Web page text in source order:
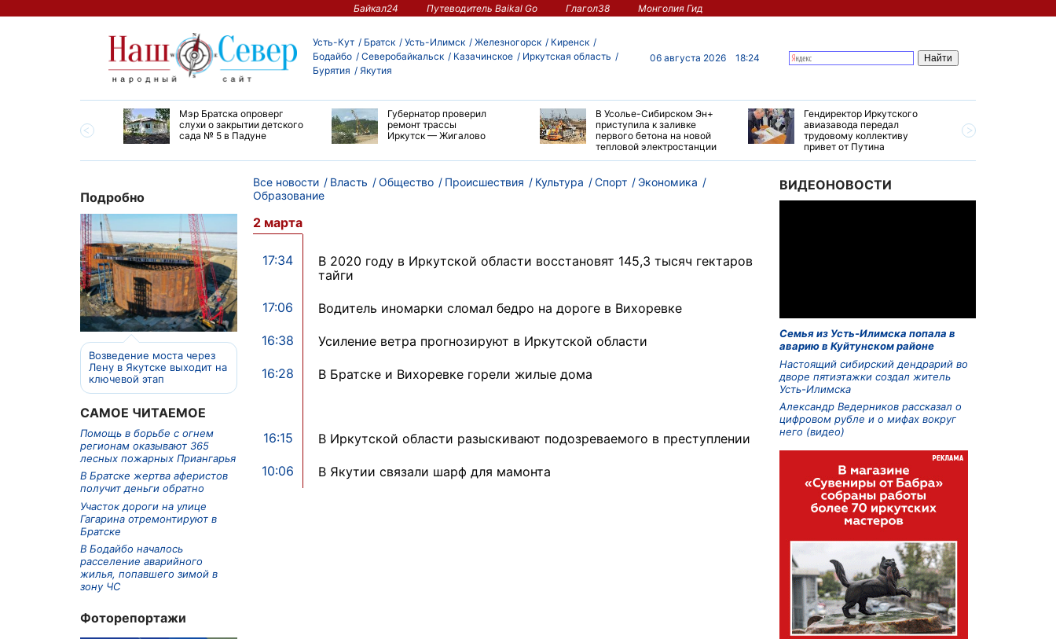
Байкал24 Путеводитель Baikal Go Глагол38 Монголия Гид
Усть-Кут Братск Усть-Илимск Железногорск
Киренск
Бодайбо
Северобайкальск Казачинское
Иркутская область
Бурятия
Якутия
06 августа 2026 18:24
Мэр Братска опроверг
слухи о закрытии детского
сада № 5 в Падуне
Губернатор проверил
ремонт трассы
Иркутск — Жигалово
В Усолье-Сибирском Эн+
приступила к заливке
первого бетона на новой
тепловой электростанции
Гендиректор Иркутского
авиазавода передал
трудовому коллективу
привет от Путина
Подробно
Возведение моста через
Лену в Якутске выходит на
ключевой этап
САМОЕ ЧИТАЕМОЕ
Помощь в борьбе с огнем
регионам оказывают 365
лесных пожарных Приангарья
В Братске жертва аферистов
получит деньги обратно
Участок дороги на улице
Гагарина отремонтируют в
Братске
В Бодайбо началось
расселение аварийного
жилья, попавшего зимой в
зону ЧС
Фоторепортажи
Все новости Власть Общество Происшествия Культура Спорт
Экономика
Образование
2 марта
17:34
В 2020 году в Иркутской области восстановят 145,3 тысяч гектаров
тайги
17:06 Водитель иномарки сломал бедро на дороге в Вихоревке
16:38 Усиление ветра прогнозируют в Иркутской области
16:28 В Братске и Вихоревке горели жилые дома
16:15 В Иркутской области разыскивают подозреваемого в преступлении
10:06 В Якутии связали шарф для мамонта
ВИДЕОНОВОСТИ
Семья из Усть-Илимска попала в
аварию в Куйтунском районе
Настоящий сибирский дендрарий во
дворе пятиэтажки создал житель
Усть-Илимска
Александр Ведерников рассказал о
цифровом рубле и о мифах вокруг
него (видео)